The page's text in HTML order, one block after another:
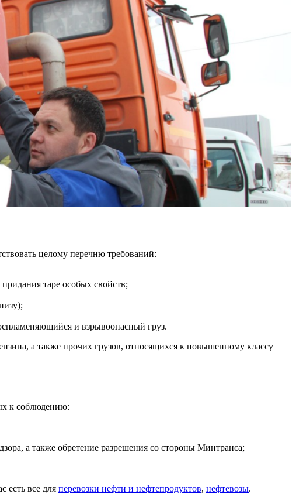
целому перечню требований:
таре особых свойств;
и взрывоопасный груз.
а также прочих грузов, относящихся к повышенному классу
к соблюдению:
а также обретение разрешения со стороны Минтранса;
есть все для перевозки нефти и нефтепродуктов, нефтевозы.